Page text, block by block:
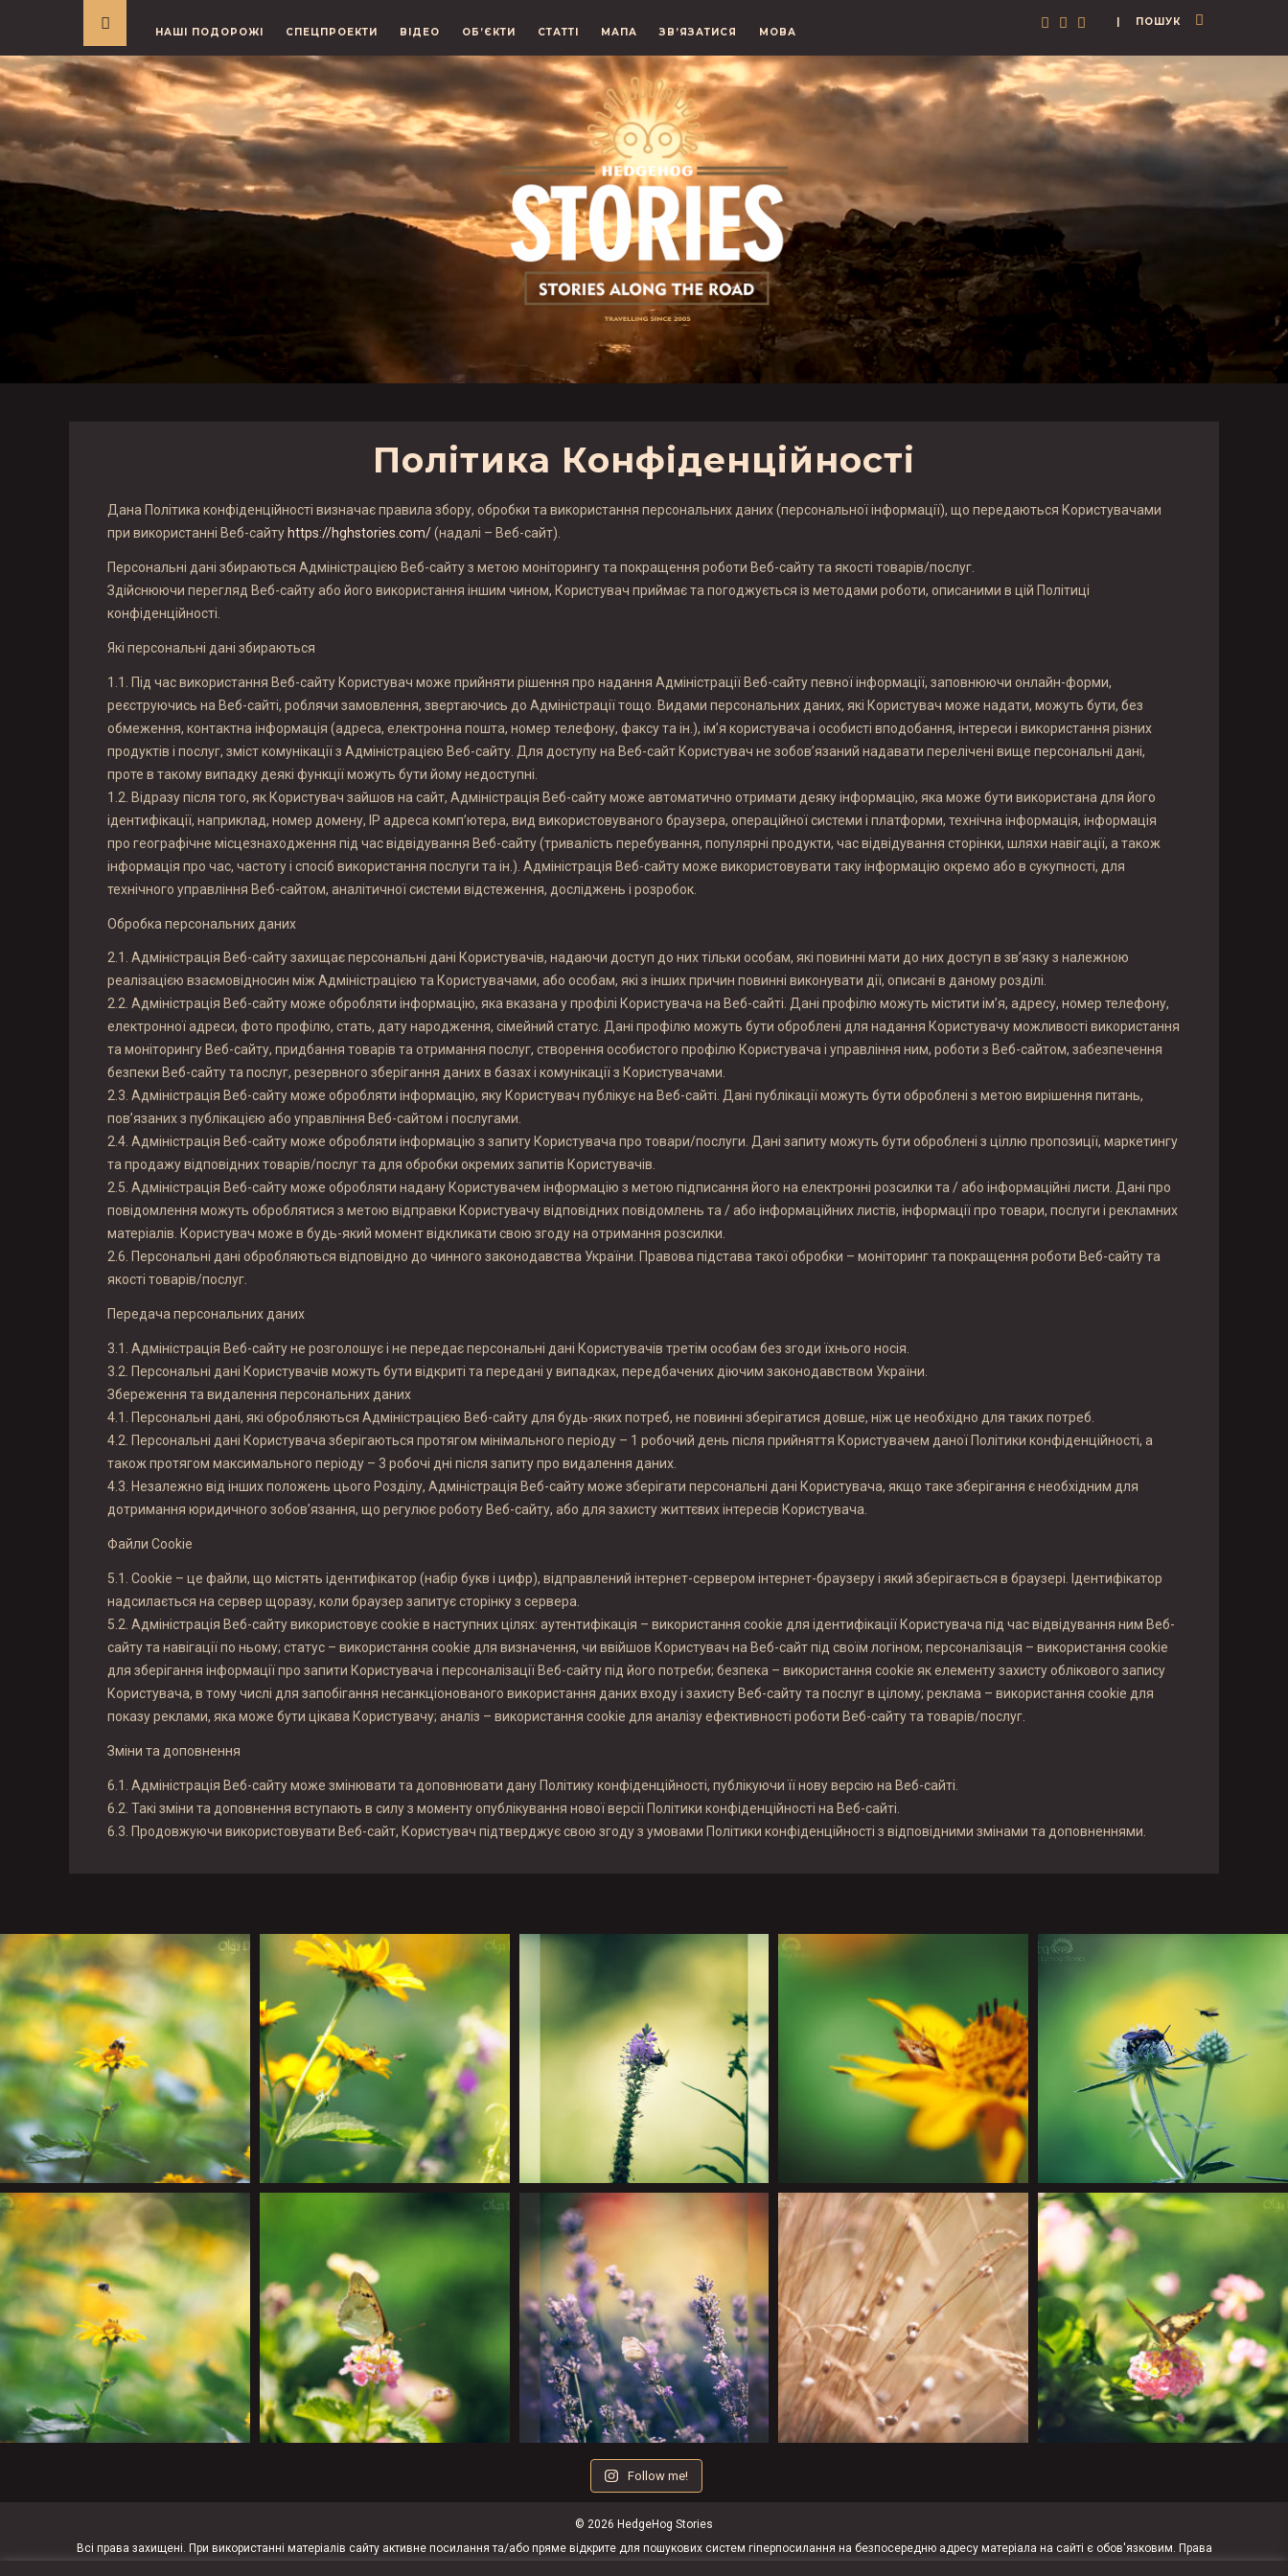
| ПОШУК
НАШІ ПОДОРОЖІ
СПЕЦПРОЕКТИ ВІДЕО ОБ’ЄКТИ СТАТТІ МАПА ЗВ’ЯЗАТИСЯ МОВА
Політика Конфіденційності
Дана Політика конфіденційності визначає правила збору, обробки та використання персональних даних (персональної інформації), що передаються Користувачами
при використанні Веб-сайту https://hghstories.com/(надалі – Веб-сайт).
Персональні дані збираються Адміністрацією Веб-сайту з метою моніторингу та покращення роботи Веб-сайту та якості товарів/послуг.
Здійснюючи перегляд Веб-сайту або його використання іншим чином, Користувач приймає та погоджується із методами роботи, описаними в цій Політиці
конфіденційності.
Які персональні дані збираються
1.1. Під час використання Веб-сайту Користувач може прийняти рішення про надання Адміністрації Веб-сайту певної інформації, заповнюючи онлайн-форми,
реєструючись на Веб-сайті, роблячи замовлення, звертаючись до Адміністрації тощо. Видами персональних даних, які Користувач може надати, можуть бути, без
обмеження, контактна інформація (адреса, електронна пошта, номер телефону, факсу та ін.), ім’я користувача і особисті вподобання, інтереси і використання різних
продуктів і послуг, зміст комунікації з Адміністрацією Веб-сайту. Для доступу на Веб-сайт Користувач не зобов’язаний надавати перелічені вище персональні дані,
проте в такому випадку деякі функції можуть бути йому недоступні.
1.2. Відразу після того, як Користувач зайшов на сайт, Адміністрація Веб-сайту може автоматично отримати деяку інформацію, яка може бути використана для його
ідентифікації, наприклад, номер домену, IP адреса комп’ютера, вид використовуваного браузера, операційної системи і платформи, технічна інформація, інформація
про географічне місцезнаходження під час відвідування Веб-сайту (тривалість перебування, популярні продукти, час відвідування сторінки, шляхи навігації, а також
інформація про час, частоту і спосіб використання послуги та ін.). Адміністрація Веб-сайту може використовувати таку інформацію окремо або в сукупності, для
технічного управління Веб-сайтом, аналітичної системи відстеження, досліджень і розробок.
Обробка персональних даних
2.1. Адміністрація Веб-сайту захищає персональні дані Користувачів, надаючи доступ до них тільки особам, які повинні мати до них доступ в зв’язку з належною
реалізацією взаємовідносин між Адміністрацією та Користувачами, або особам, які з інших причин повинні виконувати дії, описані в даному розділі.
2.2. Адміністрація Веб-сайту може обробляти інформацію, яка вказана у профілі Користувача на Веб-сайті. Дані профілю можуть містити ім’я, адресу, номер телефону,
електронної адреси, фото профілю, стать, дату народження, сімейний статус. Дані профілю можуть бути оброблені для надання Користувачу можливості використання
та моніторингу Веб-сайту, придбання товарів та отримання послуг, створення особистого профілю Користувача і управління ним, роботи з Веб-сайтом, забезпечення
безпеки Веб-сайту та послуг, резервного зберігання даних в базах і комунікації з Користувачами.
2.3. Адміністрація Веб-сайту може обробляти інформацію, яку Користувач публікує на Веб-сайті. Дані публікації можуть бути оброблені з метою вирішення питань,
пов’язаних з публікацією або управління Веб-сайтом і послугами.
2.4. Адміністрація Веб-сайту може обробляти інформацію з запиту Користувача про товари/послуги. Дані запиту можуть бути оброблені з ціллю пропозиції, маркетингу
та продажу відповідних товарів/послуг та для обробки окремих запитів Користувачів.
2.5. Адміністрація Веб-сайту може обробляти надану Користувачем інформацію з метою підписання його на електронні розсилки та / або інформаційні листи. Дані про
повідомлення можуть оброблятися з метою відправки Користувачу відповідних повідомлень та / або інформаційних листів, інформації про товари, послуги і рекламних
матеріалів. Користувач може в будь-який момент відкликати свою згоду на отримання розсилки.
2.6. Персональні дані обробляються відповідно до чинного законодавства України. Правова підстава такої обробки – моніторинг та покращення роботи Веб-сайту та
якості товарів/послуг.
Передача персональних даних
3.1. Адміністрація Веб-сайту не розголошує і не передає персональні дані Користувачів третім особам без згоди їхнього носія.
3.2. Персональні дані Користувачів можуть бути відкриті та передані у випадках, передбачених діючим законодавством України.
Збереження та видалення персональних даних
4.1. Персональні дані, які обробляються Адміністрацією Веб-сайту для будь-яких потреб, не повинні зберігатися довше, ніж це необхідно для таких потреб.
4.2. Персональні дані Користувача зберігаються протягом мінімального періоду – 1 робочий день після прийняття Користувачем даної Політики конфіденційності, а
також протягом максимального періоду – 3 робочі дні після запиту про видалення даних.
4.3. Незалежно від інших положень цього Розділу, Адміністрація Веб-сайту може зберігати персональні дані Користувача, якщо таке зберігання є необхідним для
дотримання юридичного зобов’язання, що регулює роботу Веб-сайту, або для захисту життєвих інтересів Користувача.
Файли Cookie
5.1. Сookie – це файли, що містять ідентифікатор (набір букв і цифр), відправлений інтернет-сервером інтернет-браузеру і який зберігається в браузері. Ідентифікатор
надсилається на сервер щоразу, коли браузер запитує сторінку з сервера.
5.2. Адміністрація Веб-сайту використовує cookie в наступних цілях: аутентифікація – використання cookie для ідентифікації Користувача під час відвідування ним Веб-
сайту та навігації по ньому; статус – використання cookie для визначення, чи ввійшов Користувач на Веб-сайт під своїм логіном; персоналізація – використання cookie
для зберігання інформації про запити Користувача і персоналізації Веб-сайту під його потреби; безпека – використання cookie як елементу захисту облікового запису
Користувача, в тому числі для запобігання несанкціонованого використання даних входу і захисту Веб-сайту та послуг в цілому; реклама – використання cookie для
показу реклами, яка може бути цікава Користувачу; аналіз – використання cookie для аналізу ефективності роботи Веб-сайту та товарів/послуг.
Зміни та доповнення
6.1. Адміністрація Веб-сайту може змінювати та доповнювати дану Політику конфіденційності, публікуючи її нову версію на Веб-сайті.
6.2. Такі зміни та доповнення вступають в силу з моменту опублікування нової версії Політики конфіденційності на Веб-сайті.
6.3. Продовжуючи використовувати Веб-сайт, Користувач підтверджує свою згоду з умовами Політики конфіденційності з відповідними змінами та доповненнями.
Follow me!
© 2026 HedgeHog Stories
Всі права захищені. При використанні матеріалів сайту активне посилання та/або пряме відкрите для пошукових систем гіперпосилання на безпосередню адресу матеріала на сайті є обов'язковим. Права